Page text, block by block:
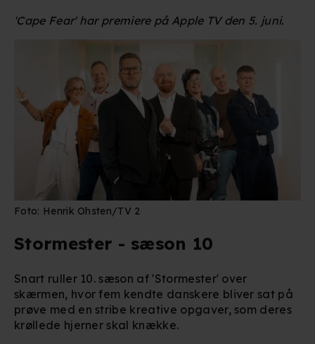
'Cape Fear' har premiere på Apple TV den 5. juni.
Foto: Henrik Ohsten/TV 2
Stormester - sæson 10
Snart ruller 10. sæson af 'Stormester' over
skærmen, hvor fem kendte danskere bliver sat på
prøve med en stribe kreative opgaver, som deres
krøllede hjerner skal knække.